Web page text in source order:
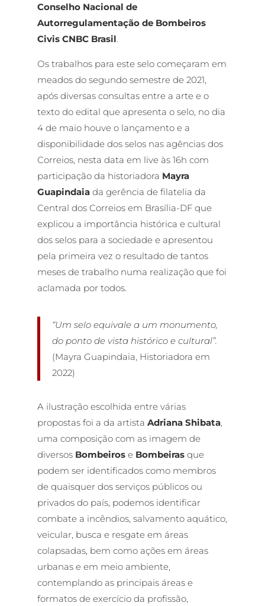
Conselho Nacional de
Autorregulamentação de Bombeiros
Civis CNBC Brasil.
Os trabalhos para este selo começaram em
meados do segundo semestre de 2021,
após diversas consultas entre a arte e o
texto do edital que apresenta o selo, no dia
4 de maio houve o lançamento e a
disponibilidade dos selos nas agências dos
Correios, nesta data em live às 16h com
participação da historiadora Mayra
Guapindaiada gerência de filatelia da
Central dos Correios em Brasília-DF que
explicou a importância histórica e cultural
dos selos para a sociedade e apresentou
pela primeira vez o resultado de tantos
meses de trabalho numa realização que foi
aclamada por todos.
“Um selo equivale a um monumento,
do ponto de vista histórico e cultural”.
(Mayra Guapindaia, Historiadora em
2022)
A ilustração escolhida entre várias
propostas foi a da artista Adriana Shibata,
uma composição com as imagem de
diversos Bombeirose Bombeirasque
podem ser identificados como membros
de quaisquer dos serviços públicos ou
privados do país, podemos identificar
combate a incêndios, salvamento aquático,
veicular, busca e resgate em áreas
colapsadas, bem como ações em áreas
urbanas e em meio ambiente,
contemplando as principais áreas e
formatos de exercício da profissão,